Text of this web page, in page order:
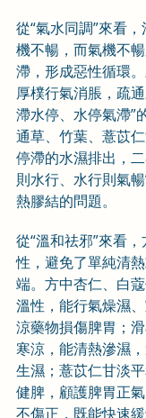
從“氣水同調”來看
機不暢，而氣機不
滯，形成惡性循環。
厚樸行氣消脹，疏
滯水停、水停氣滯”
通草、竹葉、薏苡
停滯的水濕排出，
則水行、水行則氣
熱膠結的問題。
從“溫和祛邪”來看
性，避免了單純清
端。方中杏仁、白
溫性，能行氣燥濕
涼藥物損傷脾胃；
寒涼，能清熱滲濕
生濕；薏苡仁甘淡
健脾，顧護脾胃正
不傷正，既能快速